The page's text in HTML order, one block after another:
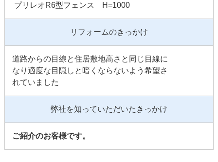
プリレオR6型フェンス H=1000
リフォームのきっかけ
道路からの目線と住居敷地高さと同じ目線に
なり適度な目隠しと暗くならないよう希望さ
れていました
弊社を知っていただいたきっかけ
ご紹介のお客様です。